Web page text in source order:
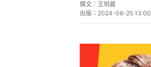
撰文： 王玥晨
出版： 2024-06-25 13:00